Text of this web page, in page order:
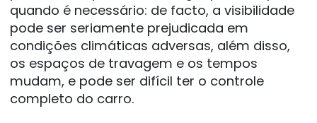
quando é necessário: de facto, a visibilidade
pode ser seriamente prejudicada em
condições climáticas adversas, além disso,
os espaços de travagem e os tempos
mudam, e pode ser difícil ter o controle
completo do carro.